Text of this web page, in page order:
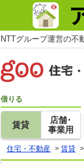
NTTグループ運営の不
借りる
賃貸
店舗･
事業用
住宅・不動産 > 賃貸 >